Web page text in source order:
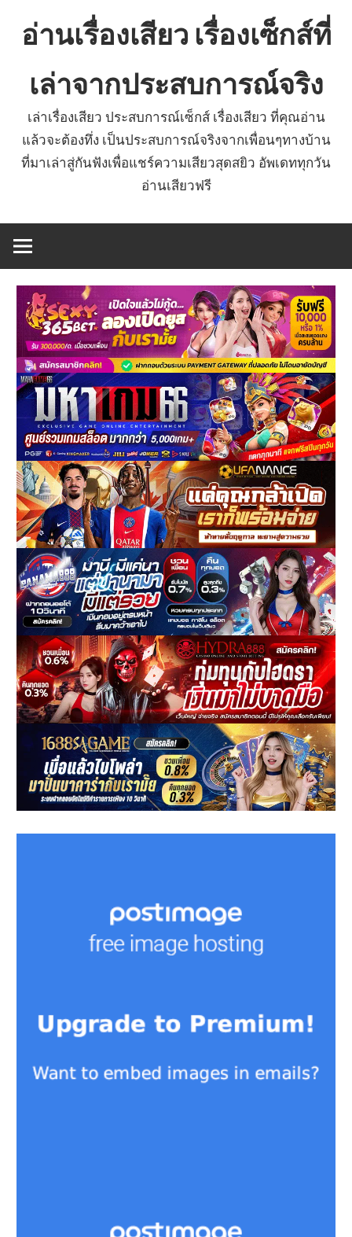
อ่านเรื่องเสียว เรื่องเซ็กส์ที่
เล่าจากประสบการณ์จริง
เล่าเรื่องเสียว ประสบการณ์เซ็กส์ เรื่องเสียว ที่คุณอ่าน
แล้วจะต้องทึ่ง เป็นประสบการณ์จริงจากเพื่อนๆทางบ้าน
ที่มาเล่าสู่กันฟังเพื่อแชร์ความเสียวสุดสยิว อัพเดททุกวัน
อ่านเสียวฟรี